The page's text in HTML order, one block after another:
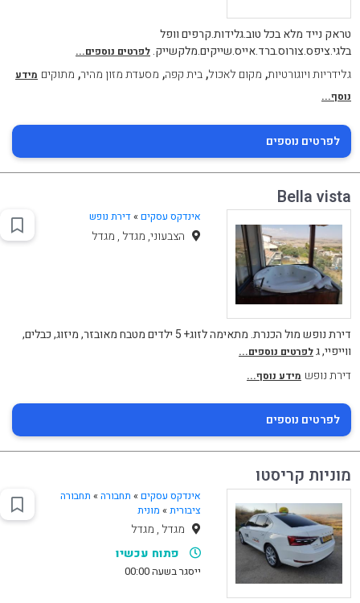
טראק נייד מלא בכל טוב.גלידות.קרפים וופל
בלגי.ציפס.צורוס.ברד.אייס.שייקים.מלקשייק.לפרטים נוספים...
גלידריות ויוגורטיות, מקום לאכול,בית קפה, מסעדת מזון מהיר, מתוקים מידע
נוסף...
לפרטים נוספים
Bella vista
אינדקס עסקים »דירת נופש
הצבעוני, מגדל , מגדל
דירת נופש מול הכנרת. מתאימה לזוג+ 5 ילדים מטבח מאובזר, מיזוג, כבלים,
ווייפיי, גלפרטים נוספים...
דירת נופש מידע נוסף...
לפרטים נוספים
מוניות קריסטו
אינדקס עסקים » תחבורה» תחבורה
ציבורית» מונית
מגדל , מגדל
פתוח עכשיו
ייסגר בשעה 00:00